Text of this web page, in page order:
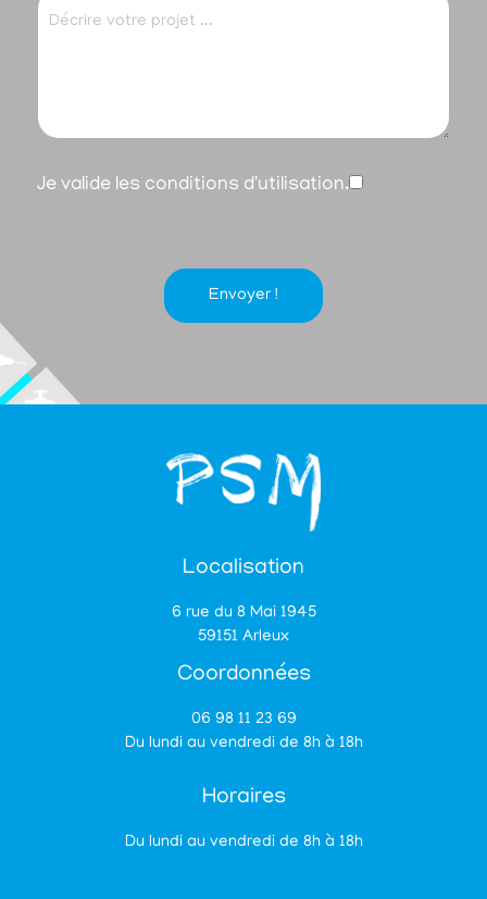
Je valide les conditions d'utilisation.
Envoyer !
Localisation
6 rue du 8 Mai 1945
59151 Arleux
Coordonnées
06 98 11 23 69
Du lundi au vendredi de 8h à 18h
Horaires
Du lundi au vendredi de 8h à 18h